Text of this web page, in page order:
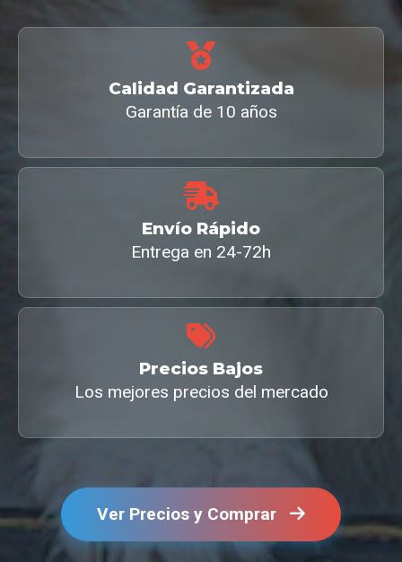
Calidad Garantizada
Garantía de 10 años
Envío Rápido
Entrega en 24-72h
Precios Bajos
Los mejores precios del mercado
Ver Precios y Comprar